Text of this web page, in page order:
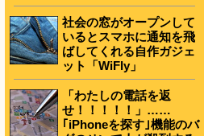
社会の窓がオープンして
いるとスマホに通知を飛
ばしてくれる自作ガジェ
ット「WiFly」
「わたしの電話を返
せ！！！！！」……
｢iPhoneを探す｣機能のバ